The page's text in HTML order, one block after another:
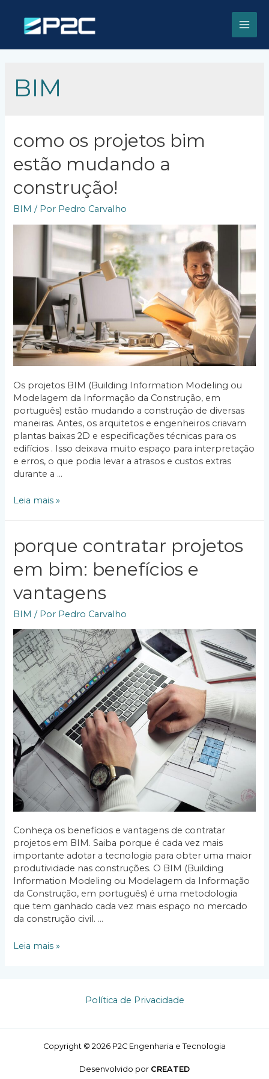
BIM
como os projetos bim
estão mudando a
construção!
BIM / Por Pedro Carvalho
Os projetos BIM (Building Information Modeling ou
Modelagem da Informação da Construção, em
português) estão mudando a construção de diversas
maneiras. Antes, os arquitetos e engenheiros criavam
plantas baixas 2D e especificações técnicas para os
edifícios . Isso deixava muito espaço para interpretação
e erros, o que podia levar a atrasos e custos extras
durante a …
Como
estão
mudando
a
construção!
Leia mais »
porque contratar projetos
em bim: benefícios e
vantagens
BIM / Por Pedro Carvalho
Conheça os benefícios e vantagens de contratar
projetos em BIM. Saiba porque é cada vez mais
importante adotar a tecnologia para obter uma maior
produtividade nas construções. O BIM (Building
Information Modeling ou Modelagem da Informação
da Construção, em português) é uma metodologia
que tem ganhado cada vez mais espaço no mercado
da construção civil. …
Porque
Leia mais »
Política de Privacidade
Copyright © 2026 P2C Engenharia e Tecnologia
Desenvolvido por CREATED